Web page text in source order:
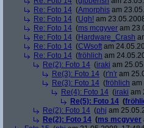
Re: Foto 14 (Amorphis am
Re: Foto 14 (Ugh! am
Re: Foto 14 (ms mcgyver am
Re: Foto 14 (Hardware_Crash
Re: Foto 14 (CWsoft am
Re: Foto 14 (fröhlich am
Re(2): Foto 14 (iraki am
Re(3): Foto 14 (r'n'r am
Re(3): Foto 14 (fröhlich am
Re(4): Foto 14 (iraki am
Re(5): Foto 14 (
Re(2): Foto 14 (phj am
Re(2): Foto 14 (ms mcgyver